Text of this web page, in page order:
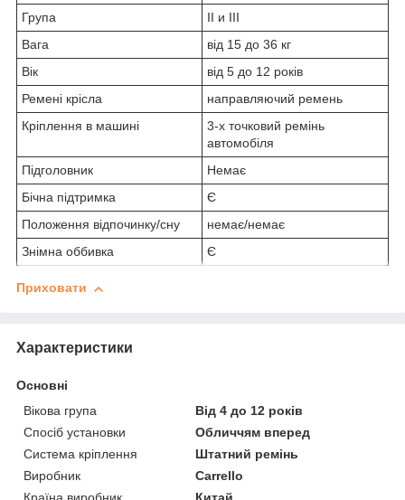
Група
II и III
Вага
від 15 до 36 кг
Вік
від 5 до 12 років
Ремені крісла
направляючий ремень
Кріплення в машині
3-х точковий ремінь
автомобіля
Підголовник
Немає
Бічна підтримка
Є
Положення відпочинку/сну
немає/немає
Знімна оббивка
Є
Приховати
Характеристики
Основні
Вікова група
Від 4 до 12 років
Спосіб установки
Обличчям вперед
Система кріплення
Штатний ремінь
Виробник
Carrello
Країна виробник
Китай